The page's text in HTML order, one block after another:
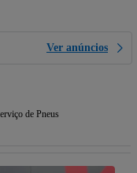
Ver anúncios
de Pneus